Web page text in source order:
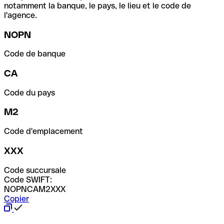
notamment la banque, le pays, le lieu et le code de
l'agence.
NOPN
Code de banque
CA
Code du pays
M2
Code d'emplacement
XXX
Code succursale
Code SWIFT:
NOPNCAM2XXX
Copier